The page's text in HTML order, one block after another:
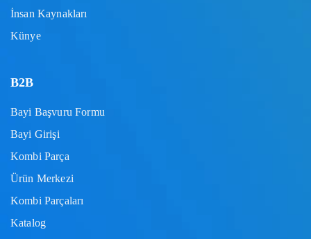
İnsan Kaynakları
Künye
B2B
Bayi Başvuru Formu
Bayi Girişi
Kombi Parça
Ürün Merkezi
Kombi Parçaları
Katalog